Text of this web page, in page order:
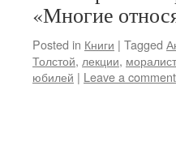
«Многие
Posted in Книги | Tagged
Толстой, лекции, моралист
юбилей | Leave a comment